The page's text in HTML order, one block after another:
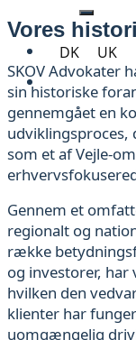
DK UK
Vores
SKOV Advokater
sin historiske
gennemgået en
udviklingsproces,
som et af Vejle-
Gennem et
regionalt og
række
og investorer,
hvilken den
klienter har
uomgængelig